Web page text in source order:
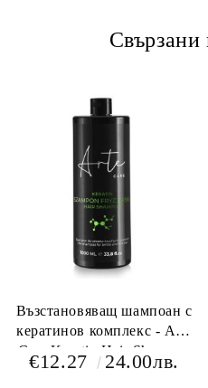
Свързани
Възстановяващ шампоан с
кератинов комплекс - Arte
Care Keratin Hair Shampoo
1000 мл
€12.27 24.00лв.